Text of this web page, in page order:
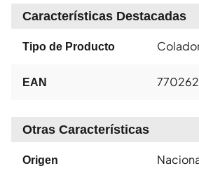
Características Destacadas
Tipo de Producto
EAN
Otras Características
Origen